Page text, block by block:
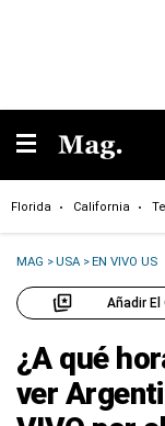
Florida California
MAG >USA >EN VIVO US
Añadir
¿A qué
ver